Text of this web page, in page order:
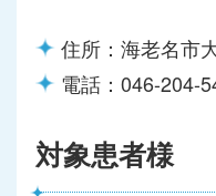
住所：海老名市
電話：046-204-
対象患者様